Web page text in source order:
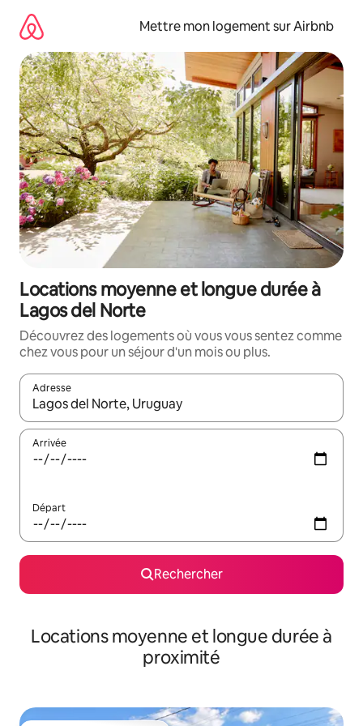
directement
contenu
Mettre mon logement sur Airbnb
Locations moyenne et longue durée à
Lagos del Norte
Découvrez des logements où vous vous sentez comme
chez vous pour un séjour d'un mois ou plus.
Adresse
Lorsque les résultats s'affichent, utilisez les flèches vers le
Arrivée
Départ
Rechercher
Locations moyenne et longue durée à
proximité